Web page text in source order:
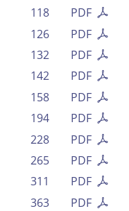
PDF
118
PDF
126
PDF
132
PDF
142
PDF
158
PDF
194
PDF
228
PDF
265
PDF
311
PDF
363